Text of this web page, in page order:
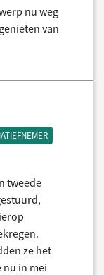
nu weg
van
tweede
ze het
nu in mei